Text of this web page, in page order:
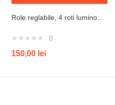
0
150,00 lei